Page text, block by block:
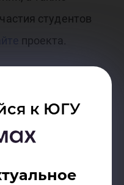
к ЮГУ
студентов
проекта.